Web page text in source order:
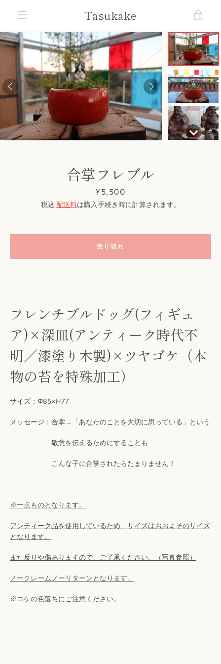
ン
ツ
キ
ッ
ュ
ー
も
度
る
Tasukake
ー
ト
を
見
る
合掌フレブル
価
格
¥5,500
税込 配送料は購入手続き時に計算されます。
フレンチブルドッグ(フィギュ
ア)×深皿(アンティーク時代不
明／漆塗り木製)×ツヤゴケ（本
物の苔を特殊加工）
サイズ：Φ85×H77
メッセージ：合掌→「あなたのことを大切に思っている」という
敬意を伝えるためにすることも
こんな子に合掌されたらたまりません！
※一点ものとなります。
アンティーク品を使用しているため、サイズはおおよそのサイズ
となります。
また反りや傷ありますので、ご了承ください。（写真参照）
ノークレームノーリターンとなります。
※コケの色落ちにご注意ください。
売り切れ
前
へ
次
へ
ス
ラ
イ
ド
ス
ラ
イ
ド
2
ラ
イ
ド
3
ス
ラ
イ
ド
4
ス
ラ
イ
ド
5
ス
ラ
イ
ド
6
ス
ラ
イ
ド
ラ
ド